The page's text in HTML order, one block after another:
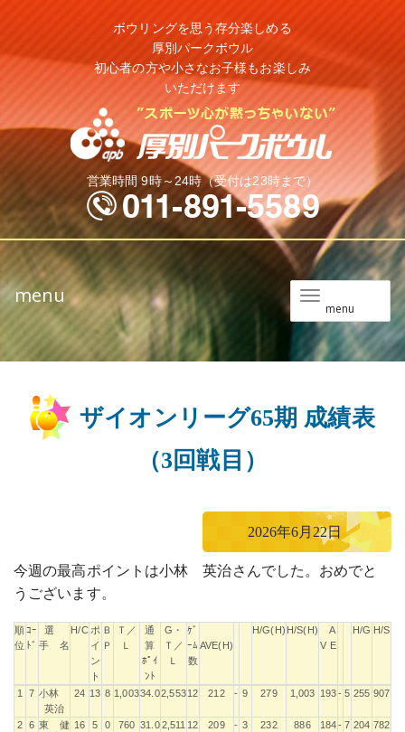
ボウリングを思う存分楽しめる
厚別パークボウル
初心者の方や小さなお子様もお楽しみ
いただけます
営業時間 9時～24時（受付は23時まで）
ニ
ュ
ー
menu
menu
ザイオンリーグ65期 成績表
（3回戦目）
2026年6月22日
今週の最高ポイントは小林 英治さんでした。おめでと
うございます。
順
位
ｺｰ
ﾄﾞ
選
手 名
H/C ポ
イ
ン
ト
Ｂ
Ｐ
Ｔ／
Ｌ
通
算
ﾎﾟｲ
ﾝﾄ
G・
Ｔ／
Ｌ
ｹﾞ
ｰﾑ
数
AVE(H)
H/G(H) H/S(H)
A
V E
H/G H/S
順
ｺｰ
選
手 名
H/C ポ
ン
Ｂ Ｔ／
通
ﾎﾟｲ
G・
Ｌ
ｹﾞ
数
H/G(H) H/S(H) A
H/G H/S
1 7 小林
英治
24 13 8 1,00334.02,55312 212 - 9 279 1,003 193 - 5 255 907
2 6 東 健 16 5 0 760 31.02,511 12 209 - 3 232 886 184 - 7 204 782